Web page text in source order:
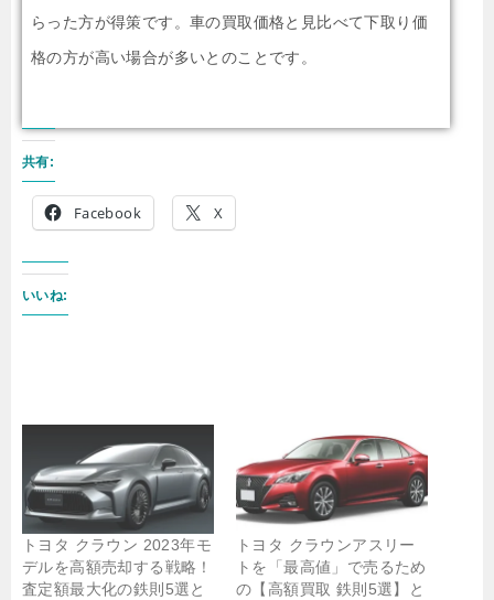
らった方が得策です。車の買取価格と見比べて下取り価
格の方が高い場合が多いとのことです。
共有:
Facebook X
いいね:
トヨタ クラウン 2023年モ
デルを高額売却する戦略！
査定額最大化の鉄則5選と
トヨタ クラウンアスリー
トを「最高値」で売るため
の【高額買取 鉄則5選】と